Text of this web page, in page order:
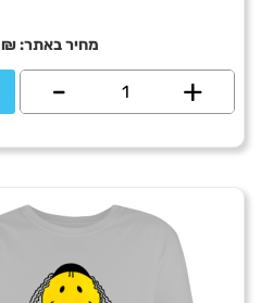
מחיר באתר:₪
+
כמות
Lennon
-